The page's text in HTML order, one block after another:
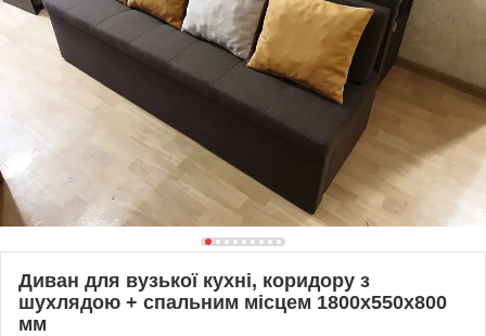
Диван для вузької кухні, коридору з
шухлядою + спальним місцем 1800х550х800
мм